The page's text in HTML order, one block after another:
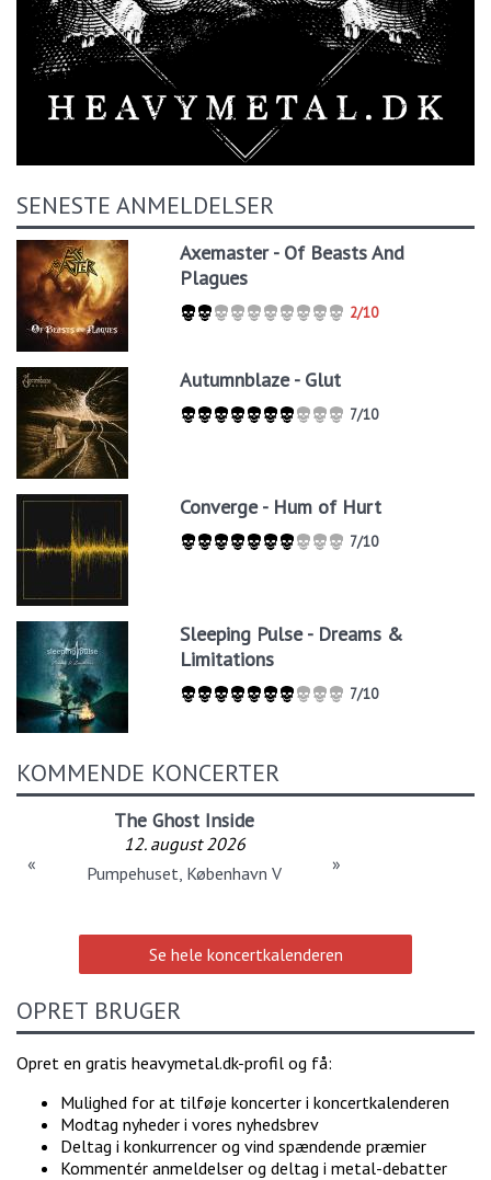
SENESTE ANMELDELSER
Axemaster - Of Beasts And
Plagues
2/10
Autumnblaze - Glut
7/10
Converge - Hum of Hurt
7/10
Sleeping Pulse - Dreams &
Limitations
7/10
KOMMENDE KONCERTER
The Ghost Inside
12. august 2026
Pumpehuset, København V
« »
Se hele koncertkalenderen
OPRET BRUGER
Opret en gratis heavymetal.dk-profil og få:
Mulighed for at tilføje koncerter i koncertkalenderen
Modtag nyheder i vores nyhedsbrev
Deltag i konkurrencer og vind spændende præmier
Kommentér anmeldelser og deltag i metal-debatter